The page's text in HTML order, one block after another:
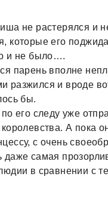
не растерялся и
которые его
и не было….
парень вполне
разжился и вроде
бы.
его следу уже
А пока
с очень
даже самая
в сравнении с